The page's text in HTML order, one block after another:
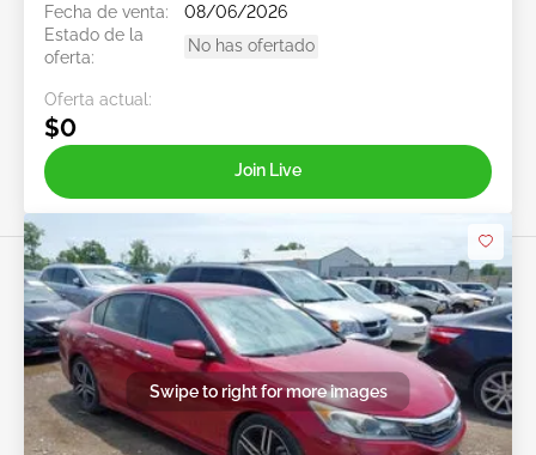
Fecha de venta:
08/06/2026
Estado de la
oferta:
No has ofertado
Oferta actual:
$0
Join Live
Swipe to right for more images